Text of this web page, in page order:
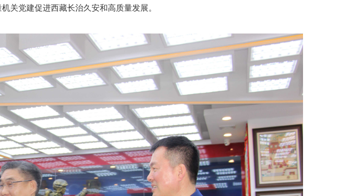
机关党建促进西藏长治久安和高质量发展。